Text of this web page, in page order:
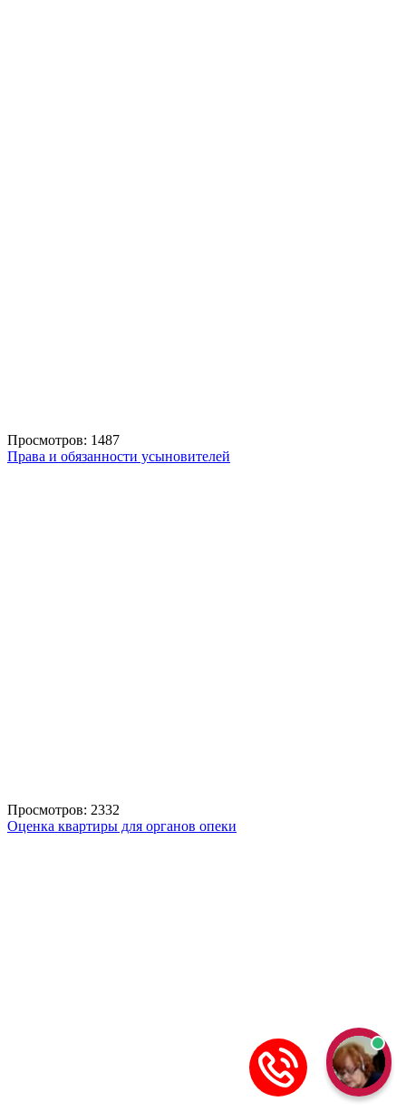
Просмотров: 1487
Права и обязанности усыновителей
Просмотров: 2332
Оценка квартиры для органов опеки